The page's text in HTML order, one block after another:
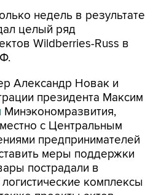
недель в результате
целый ряд
Wildberries-Russ в
Александр Новак и
президента Максим
Минэкономразвития,
с Центральным
предпринимателей
меры поддержки
пострадали в
логистические комплексы